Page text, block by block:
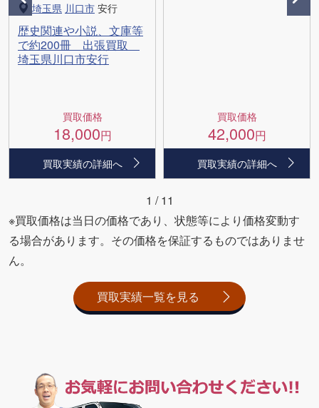
埼玉県 川口市 安行
歴史関連や小説、文庫等
で約200冊 出張買取
埼玉県川口市安行
買取価格
18,000円
買取実績の詳細へ
買取価格
42,000円
買取実績の詳細へ
1 /11
※買取価格は当日の価格であり、状態等により価格変動す
る場合があります。その価格を保証するものではありませ
ん。
買取実績一覧を見る